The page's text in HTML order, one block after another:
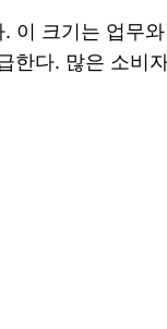
이 크기는 업무
한다. 많은 소